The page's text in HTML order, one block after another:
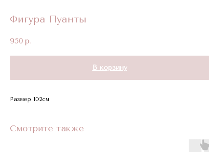
Фигура Пуанты
950 р.
В корзину
Размер 102см
Смотрите также